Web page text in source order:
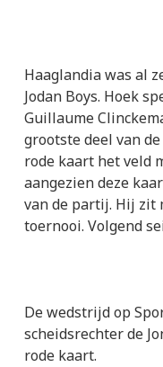
Haaglandia was al
Jodan Boys. Hoek
Guillaume
grootste deel van
rode kaart het veld
aangezien deze
van de partij. Hij zit
toernooi. Volgend
De wedstrijd op
scheidsrechter de
rode kaart.